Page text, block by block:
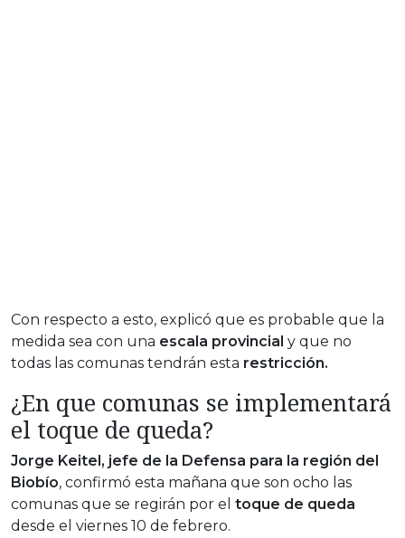
Con respecto a esto, explicó que es probable que la
medida sea con una escala provincial y que no
todas las comunas tendrán esta restricción.
¿En que comunas se implementará
el toque de queda?
Jorge Keitel, jefe de la Defensa para la región del
Biobío, confirmó esta mañana que son ocho las
comunas que se regirán por el toque de queda
desde el viernes 10 de febrero.